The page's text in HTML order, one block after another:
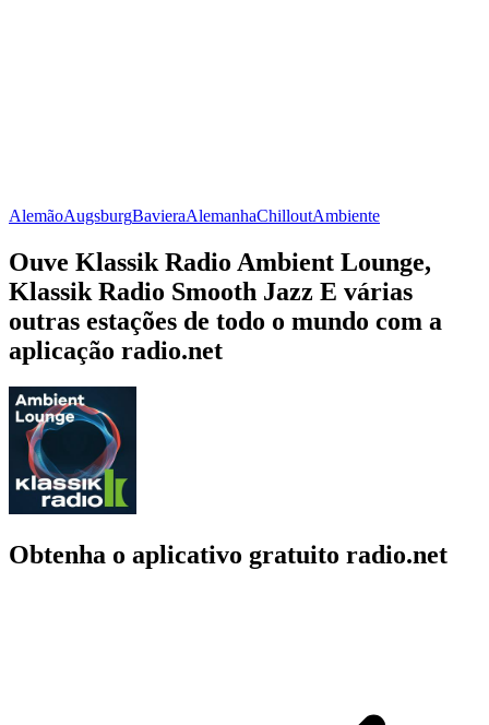
AlemãoAugsburgBavieraAlemanhaChilloutAmbiente
Ouve Klassik Radio Ambient Lounge,
Klassik Radio Smooth Jazz E várias
outras estações de todo o mundo com a
aplicação radio.net
Obtenha o aplicativo gratuito radio.net